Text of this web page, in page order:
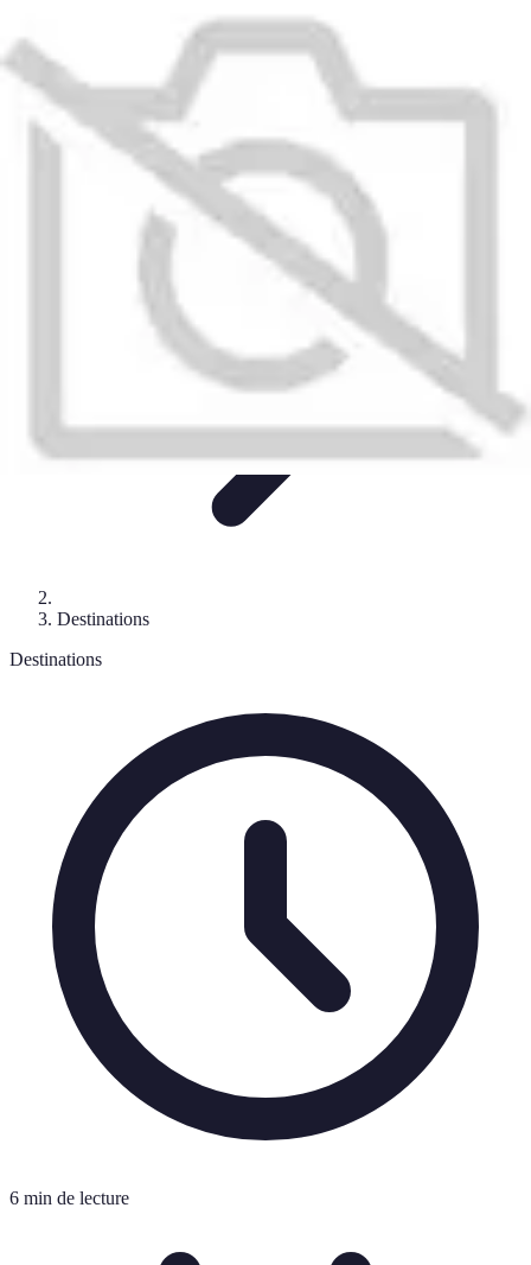
Destinations
DécouverteAnalyse de Pays
de Voyage
Beaux Pays
Destinations
Destinations
6 min de lecture